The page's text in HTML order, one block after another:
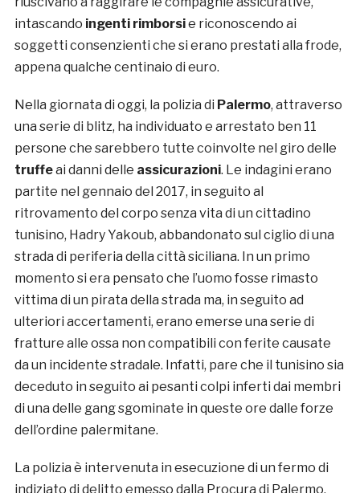
intascando ingenti rimborsie riconoscendo ai
soggetti consenzienti che si erano prestati alla frode,
appena qualche centinaio di euro.
Nella giornata di oggi, la polizia di Palermo, attraverso
una serie di blitz, ha individuato e arrestato ben 11
persone che sarebbero tutte coinvolte nel giro delle
truffeai danni delle assicurazioni. Le indagini erano
partite nel gennaio del 2017, in seguito al
ritrovamento del corpo senza vita di un cittadino
tunisino, Hadry Yakoub, abbandonato sul ciglio di una
strada di periferia della città siciliana. In un primo
momento si era pensato che l’uomo fosse rimasto
vittima di un pirata della strada ma, in seguito ad
ulteriori accertamenti, erano emerse una serie di
fratture alle ossa non compatibili con ferite causate
da un incidente stradale. Infatti, pare che il tunisino sia
deceduto in seguito ai pesanti colpi inferti dai membri
di una delle gang sgominate in queste ore dalle forze
dell’ordine palermitane.
La polizia è intervenuta in esecuzione di un fermo di
indiziato di delitto emesso dalla Procura di Palermo,